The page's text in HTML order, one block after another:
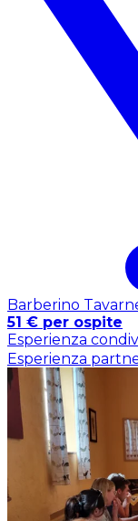
Barberino
51 € per ospite
Esperienza
Esperienza